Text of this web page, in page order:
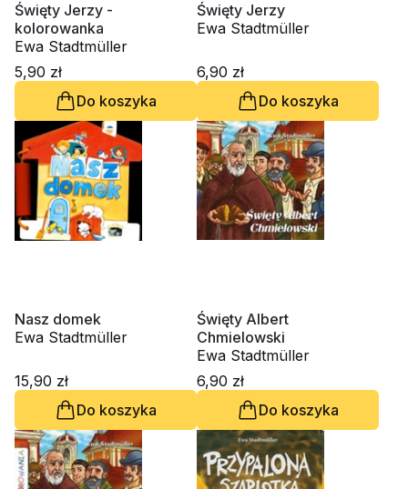
Święty Jerzy -
kolorowanka
Ewa Stadtmüller
5,90 zł
Do koszyka
Święty Jerzy
Ewa Stadtmüller
6,90 zł
Do koszyka
Nasz domek
Ewa Stadtmüller
15,90 zł
Do koszyka
Święty Albert
Chmielowski
Ewa Stadtmüller
6,90 zł
Do koszyka